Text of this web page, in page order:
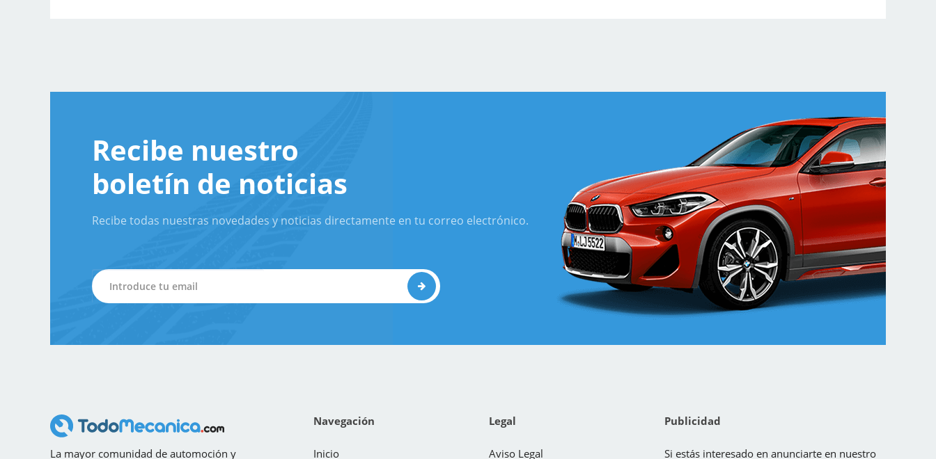
Recibe nuestro
boletín de noticias
Recibe todas nuestras novedades y noticias directamente en tu correo electrónico.
La mayor comunidad de automoción y
Navegación
Inicio
Legal
Aviso Legal
Publicidad
Si estás interesado en anunciarte en nuestro